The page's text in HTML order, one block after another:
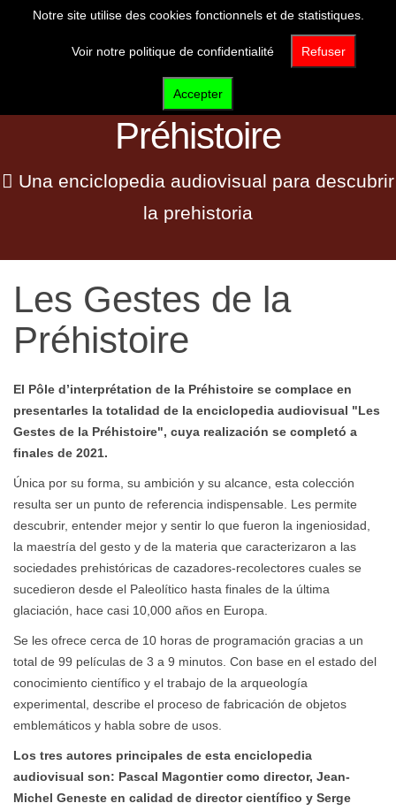
Les Gestes de la
Préhistoire
Una enciclopedia audiovisual para descubrir
la prehistoria
Les Gestes de la
Préhistoire
El Pôle d’interprétation de la Préhistoire se complace en
presentarles la totalidad de la enciclopedia audiovisual "Les
Gestes de la Préhistoire", cuya realización se completó a
finales de 2021.
Única por su forma, su ambición y su alcance, esta colección
resulta ser un punto de referencia indispensable. Les permite
descubrir, entender mejor y sentir lo que fueron la ingeniosidad,
la maestría del gesto y de la materia que caracterizaron a las
sociedades prehistóricas de cazadores-recolectores cuales se
sucedieron desde el Paleolítico hasta finales de la última
glaciación, hace casi 10,000 años en Europa.
Se les ofrece cerca de 10 horas de programación gracias a un
total de 99 películas de 3 a 9 minutos. Con base en el estado del
conocimiento científico y el trabajo de la arqueología
experimental, describe el proceso de fabricación de objetos
emblemáticos y habla sobre de usos.
Los tres autores principales de esta enciclopedia
audiovisual son: Pascal Magontier como director, Jean-
Michel Geneste en calidad de director científico y Serge
Notre site utilise des cookies fonctionnels et de statistiques.
Voir notre politique de confidentialité Refuser
Accepter